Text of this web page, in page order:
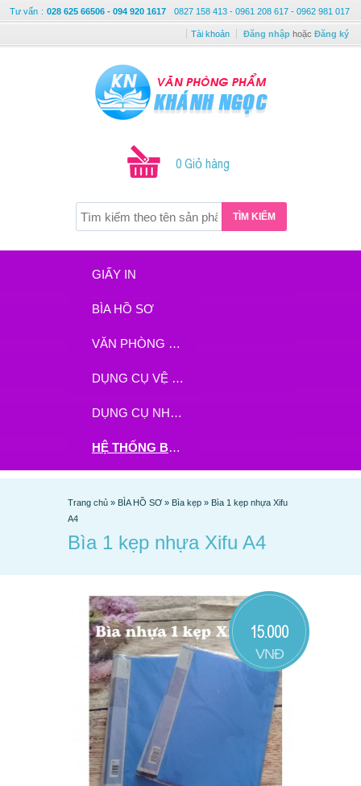
Tư vấn : 028 625 66506 - 094 920 1617 0827 158 413 - 0961 208 617 - 0962 981 017
Tài khoản Đăng nhập hoặc Đăng ký
0 Giỏ hàng
TÌM KIẾM
GIẤY IN
BÌA HỒ SƠ
VĂN PHÒNG PHẨM
DỤNG CỤ VỆ SINH
DỤNG CỤ NHÀ BẾP
HỆ THỐNG BHX - TGDĐ ĐẶT HÀNG TẠI ĐÂY
Trang chủ » BÌA HỒ SƠ » Bìa kẹp » Bìa 1 kẹp nhựa Xifu
A4
Bìa 1 kẹp nhựa Xifu A4
15.000
VNĐ